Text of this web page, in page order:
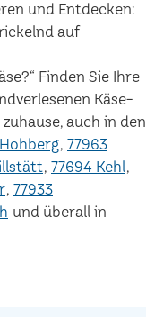
und Entdecken:
auf
Finden Sie Ihre
Käse-
auch in den
77963
77694 Kehl
77933
und überall in